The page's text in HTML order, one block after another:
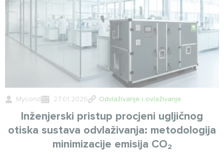
Mycond 27.01.2026 Odvlaživanje i ovlaživanje
Inženjerski pristup procjeni ugljičnog
otiska sustava odvlaživanja: metodologija
minimizacije emisija CO₂